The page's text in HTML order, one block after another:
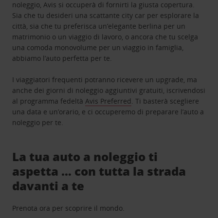
noleggio, Avis si occuperà di fornirti la giusta copertura.
Sia che tu desideri una scattante city car per esplorare la
città, sia che tu preferisca un’elegante berlina per un
matrimonio o un viaggio di lavoro, o ancora che tu scelga
una comoda monovolume per un viaggio in famiglia,
abbiamo l’auto perfetta per te.
I viaggiatori frequenti potranno ricevere un upgrade, ma
anche dei giorni di noleggio aggiuntivi gratuiti, iscrivendosi
al programma fedeltàAvis Preferred. Ti basterà scegliere
una data e un’orario, e ci occuperemo di preparare l’auto a
noleggio per te.
La tua auto a noleggio ti
aspetta … con tutta la strada
davanti a te
Prenota ora per scoprire il mondo.